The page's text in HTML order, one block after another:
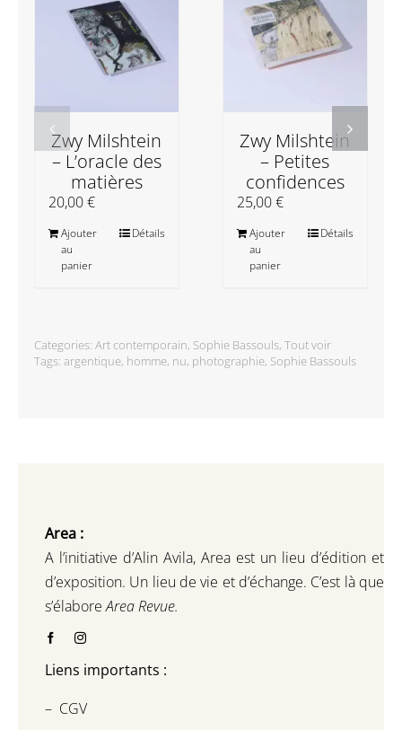
Zwy Milshtein
– L’oracle des
matières
20,00€
Ajouter
au
panier
Détails
Zwy Milshtein
– Petites
confidences
25,00€
Ajouter
au
panier
Détails
Categories: Art contemporain, Sophie Bassouls, Tout voir
Tags: argentique, homme, nu, photographie, Sophie Bassouls
Area :
A l’initiative d’Alin Avila, Area est un lieu d’édition et
d’exposition. Un lieu de vie et d’échange. C’est là que
s’élaboreArea Revue.
Liens importants :
– CGV